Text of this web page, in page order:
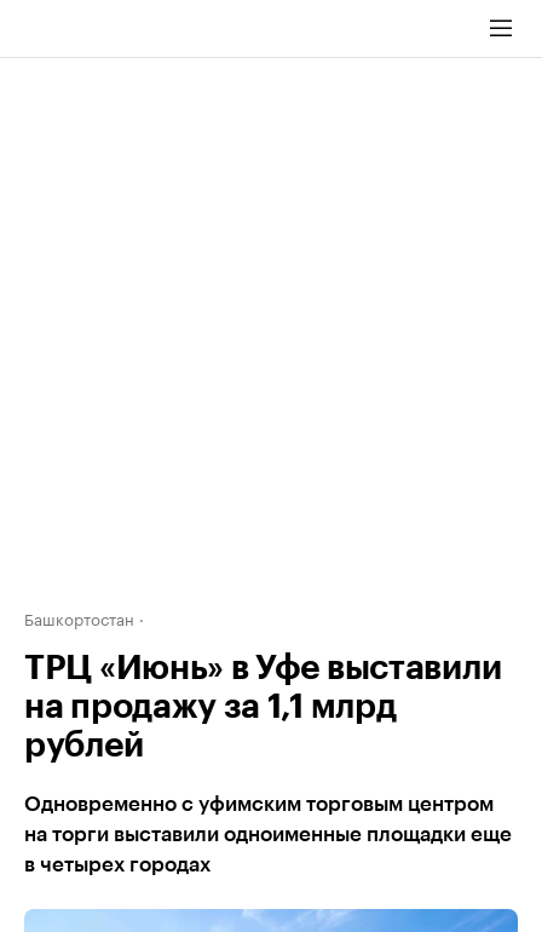
Башкортостан
ТРЦ «Июнь» в Уфе выставили
на продажу за 1,1 млрд
рублей
Одновременно с уфимским торговым центром
на торги выставили одноименные площадки еще
в четырех городах